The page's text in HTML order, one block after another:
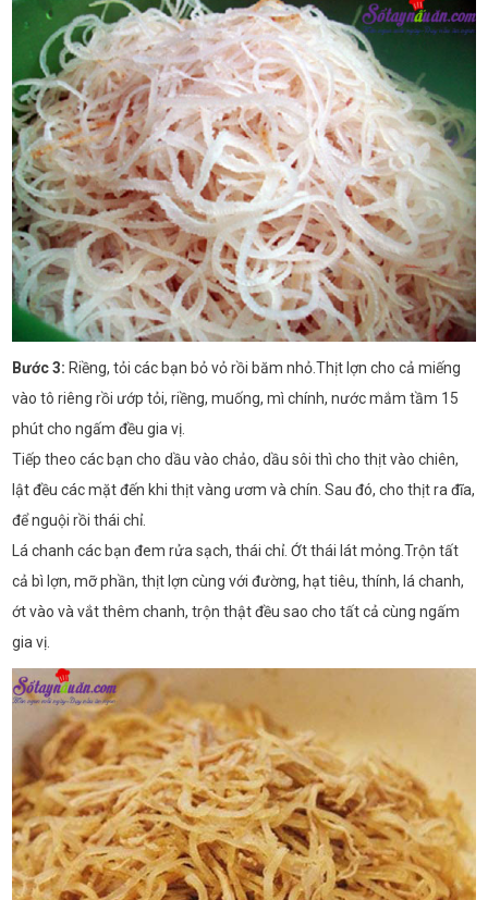
Bước 3: Riềng, tỏi các bạn bỏ vỏ rồi băm nhỏ.Thịt lợn cho cả miếng
vào tô riêng rồi ướp tỏi, riềng, muống, mì chính, nước mắm tầm 15
phút cho ngấm đều gia vị.
Tiếp theo các bạn cho dầu vào chảo, dầu sôi thì cho thịt vào chiên,
lật đều các mặt đến khi thịt vàng ươm và chín. Sau đó, cho thịt ra đĩa,
để nguội rồi thái chỉ.
Lá chanh các bạn đem rửa sạch, thái chỉ. Ớt thái lát mỏng.Trộn tất
cả bì lợn, mỡ phần, thịt lợn cùng với đường, hạt tiêu, thính, lá chanh,
ớt vào và vắt thêm chanh, trộn thật đều sao cho tất cả cùng ngấm
gia vị.